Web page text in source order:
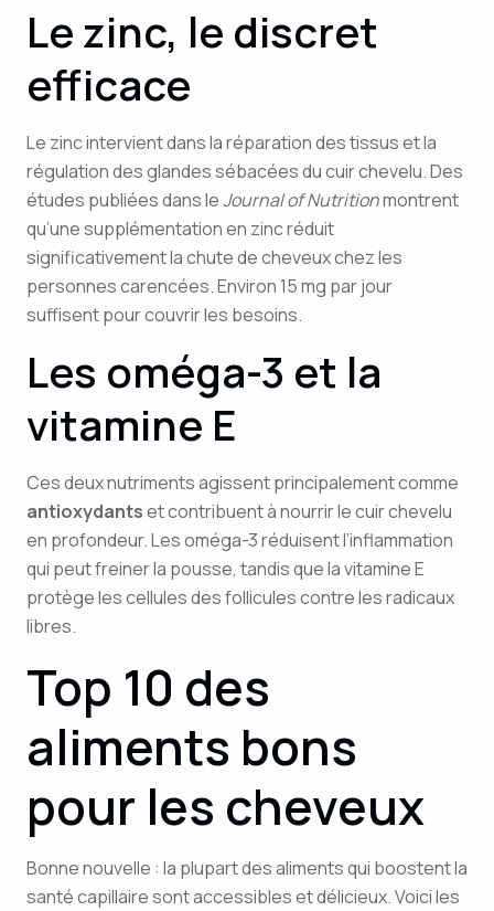
Le zinc, le discret
efficace
Le zinc intervient dans la réparation des tissus et la
régulation des glandes sébacées du cuir chevelu. Des
études publiées dans leJournal of Nutritionmontrent
qu’une supplémentation en zinc réduit
significativement la chute de cheveux chez les
personnes carencées. Environ 15 mg par jour
suffisent pour couvrir les besoins.
Les oméga-3 et la
vitamine E
Ces deux nutriments agissent principalement comme
antioxydantset contribuent à nourrir le cuir chevelu
en profondeur. Les oméga-3 réduisent l’inflammation
qui peut freiner la pousse, tandis que la vitamine E
protège les cellules des follicules contre les radicaux
libres.
Top 10 des
aliments bons
pour les cheveux
Bonne nouvelle : la plupart des aliments qui boostent la
santé capillaire sont accessibles et délicieux. Voici les